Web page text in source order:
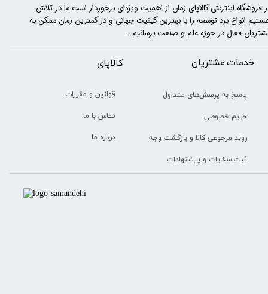
خدمات مشتریان
پاسخ به پرسش‌های متداول
حریم خصوصی
روند مرجوعی کالا و بازگشت وجه
ثبت شکایات و پیشنهادات
​​کالاپای
قوانین و مقررات
تماس با ما
درباره ما
فروشگاه اینترنتی کالاپای زمان از اهمیت ویژه‌ای برخوردار است ما در تلاش
انواع برد توسعه را با​​​ بهترین کیفیت جهانی و در کمترین زمان ممکن به
فعال در حوزه علم و صنعت برسانیم...